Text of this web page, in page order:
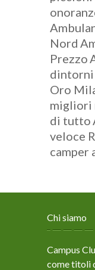
Nord
Prezzo
dintorni
Oro
migliori
di tutto
veloce
camper
Chi siamo
Campus
come titoli